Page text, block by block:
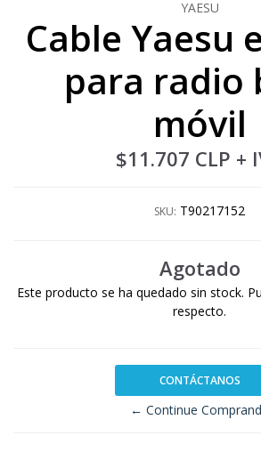
YAESU
Cable Yaesu
para radio
móvil
$11.707 CLP +
SKU: T90217152
Agotado
Este producto se ha quedado sin stock.
respecto.
CONTÁCTANOS
← Continue